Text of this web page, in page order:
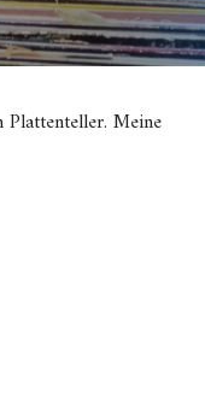
Plattenteller. Meine